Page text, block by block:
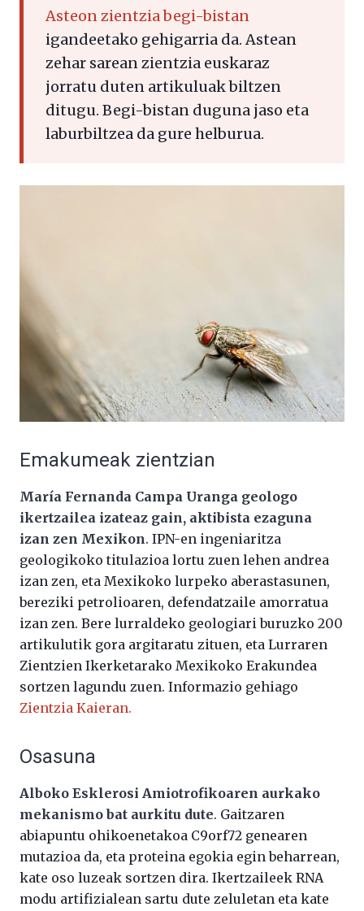
Asteon zientzia begi-bistan
igandeetako gehigarria da. Astean
zehar sarean zientzia euskaraz
jorratu duten artikuluak biltzen
ditugu. Begi-bistan duguna jaso eta
laburbiltzea da gure helburua.
Emakumeak zientzian
María Fernanda Campa Uranga geologo
ikertzailea izateaz gain, aktibista ezaguna
izan zen Mexikon. IPN-en ingeniaritza
geologikoko titulazioa lortu zuen lehen andrea
izan zen, eta Mexikoko lurpeko aberastasunen,
bereziki petrolioaren, defendatzaile amorratua
izan zen. Bere lurraldeko geologiari buruzko 200
artikulutik gora argitaratu zituen, eta Lurraren
Zientzien Ikerketarako Mexikoko Erakundea
sortzen lagundu zuen. Informazio gehiago
Zientzia Kaieran.
Osasuna
Alboko Esklerosi Amiotrofikoaren aurkako
mekanismo bat aurkitu dute. Gaitzaren
abiapuntu ohikoenetakoa C9orf72 genearen
mutazioa da, eta proteina egokia egin beharrean,
kate oso luzeak sortzen dira. Ikertzaileek RNA
modu artifizialean sartu dute zeluletan eta kate